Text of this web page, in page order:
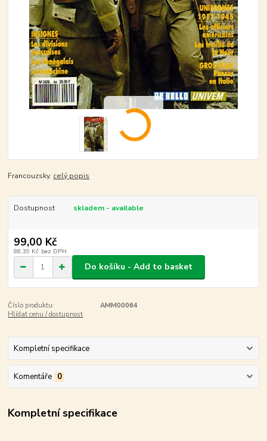
Francouzsky. celý popis
Dostupnost skladem - available
99,00 Kč
88,39 Kč bez DPH
Do košíku - Add to basket
Číslo produktu:
AMM00064
Hlídat cenu / dostupnost
Kompletní specifikace
Komentáře 0
Kompletní specifikace